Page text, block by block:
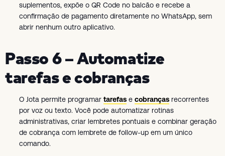
suplementos, expõe o QR Code no balcão e recebe a
confirmação de pagamento diretamente no WhatsApp, sem
abrir nenhum outro aplicativo.
Passo 6 – Automatize
tarefas e cobranças
O Jota permite programar tarefas e cobranças recorrentes
por voz ou texto. Você pode automatizar rotinas
administrativas, criar lembretes pontuais e combinar geração
de cobrança com lembrete de follow-up em um único
comando.